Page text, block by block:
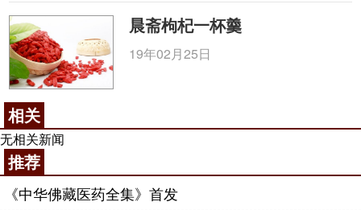
晨斋枸杞一杯羹
19年02月25日
相关
无相关新闻
推荐
《中华佛藏医药全集》首发